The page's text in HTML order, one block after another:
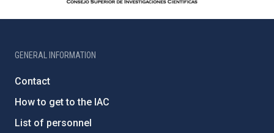
GENERAL INFORMATION
Contact
How to get to the IAC
List of personnel